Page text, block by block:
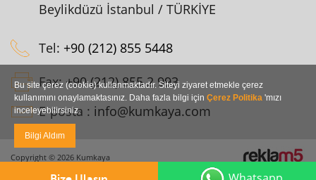
Beylikdüzü İstanbul / TÜRKİYE
Tel: +90 (212) 855 5448
Fax:+90 (212) 855 2 993
E-posta : info@kumkaya.com
Copyright © 2026 Kumkaya
Bu site çerez (cookie) kullanmaktadır. Siteyi ziyaret etmekle çerez
kullanımını onaylamaktasınız. Daha fazla bilgi için Çerez Politika 'mızı
inceleyebilirsiniz.
Bilgi Aldım